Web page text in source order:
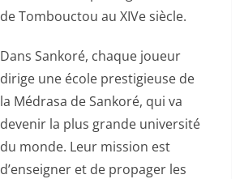
de Tombouctou au XIVe siècle.
Dans Sankoré, chaque joueur
dirige une école prestigieuse de
la Médrasa de Sankoré, qui va
devenir la plus grande université
du monde. Leur mission est
d’enseigner et de propager les